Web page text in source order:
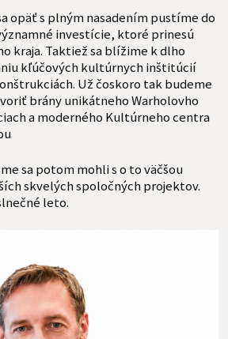
opäť s plným nasadením pustíme do
investície, ktoré prinesú
kraja. Taktiež sa blížime k dlho
kľúčových kultúrnych inštitúcií
Už čoskoro tak budeme
brány unikátneho Warholovho
a moderného Kultúrneho centra
sa potom mohli s o to väčšou
skvelých spoločných projektov.
leto.